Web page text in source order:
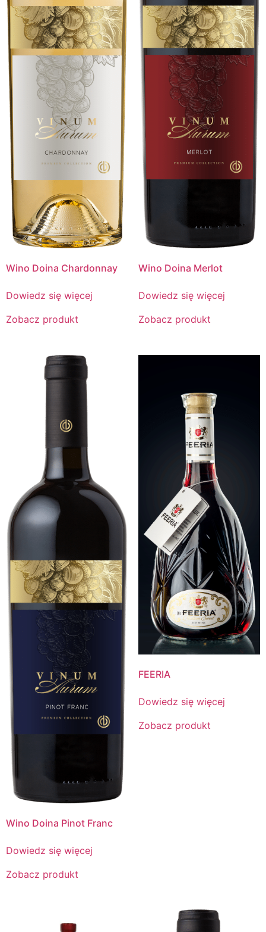
Wino Doina Chardonnay
Dowiedz się więcej
Zobacz produkt
Wino Doina Merlot
Dowiedz się więcej
Zobacz produkt
Wino Doina Pinot Franc
Dowiedz się więcej
Zobacz produkt
FEERIA
Dowiedz się więcej
Zobacz produkt